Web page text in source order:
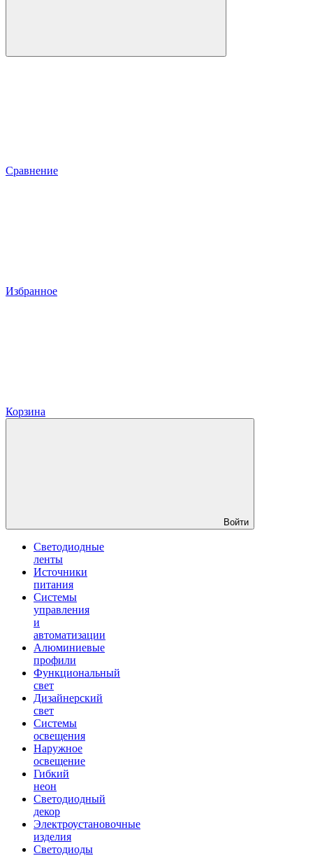
Сравнение
Избранное
Корзина
Войти
Светодиодные
ленты
Источники
питания
Системы
управления
и
автоматизации
Алюминиевые
профили
Функциональный
свет
Дизайнерский
свет
Системы
освещения
Наружное
освещение
Гибкий
неон
Светодиодный
декор
Электроустановочные
изделия
Светодиоды